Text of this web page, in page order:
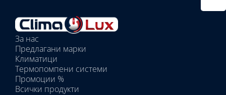
Избрани
вътрешни
тела:
Избрано
тяло:
За нас
Предлагани марки
Климатици
Термопомпени системи
Промоции %
Всички продукти